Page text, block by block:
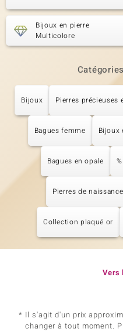
Bijoux en pierre
Multicolore
Bijoux Pierres précieuses
Bagues femme Bijoux
Bagues en opale
Pierres de
Collection plaqué or
Vers
* Il s'agit d'un prix
changer à tout moment.